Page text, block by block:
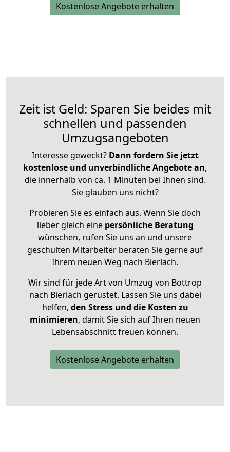
Kostenlose Angebote erhalten
Zeit ist Geld: Sparen Sie beides mit
schnellen und passenden
Umzugsangeboten
Interesse geweckt? Dann fordern Sie jetzt
kostenlose und unverbindliche Angebote an,
die innerhalb von ca. 1 Minuten bei Ihnen sind.
Sie glauben uns nicht?
Probieren Sie es einfach aus. Wenn Sie doch
lieber gleich eine persönliche Beratung
wünschen, rufen Sie uns an und unsere
geschulten Mitarbeiter beraten Sie gerne auf
Ihrem neuen Weg nach Bierlach.
Wir sind für jede Art von Umzug von Bottrop
nach Bierlach gerüstet. Lassen Sie uns dabei
helfen, den Stress und die Kosten zu
minimieren, damit Sie sich auf Ihren neuen
Lebensabschnitt freuen können.
Kostenlose Angebote erhalten